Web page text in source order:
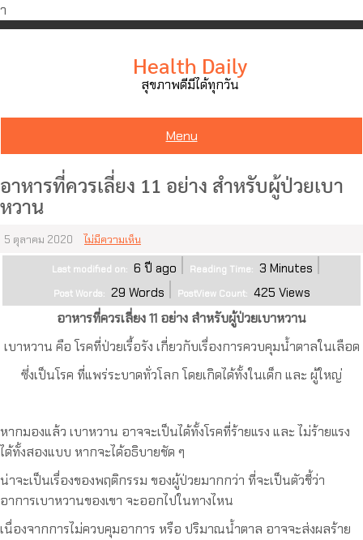
ำ
Skip
Health Daily
สุขภาพดีมีได้ทุกวัน
Menu
อาหารที่ควรเลี่ยง 11 อย่าง สำหรับผู้ป่วยเบา
หวาน
5 ตุลาคม 2020 ไม่มีความเห็น
Last modified on: 6 ปี ago Reading Time: 3 Minutes
Post Words: 29 Words PostView Count: 425 Views
อาหารที่ควรเลี่ยง 11 อย่าง สำหรับผู้ป่วยเบาหวาน
เบาหวาน คือ โรคที่ป่วยเรื้อรัง เกี่ยวกับเรื่องการควบคุมน้ำตาลในเลือด
ซึ่งเป็นโรค ที่แพร่ระบาดทั่วโลก โดยเกิดได้ทั้งในเด็ก และ ผู้ใหญ่
หากมองแล้ว เบาหวาน อาจจะเป็นได้ทั้งโรคที่ร้ายแรง และ ไม่ร้ายแรง
ได้ทั้งสองแบบ หากจะได้อธิบายชัด ๆ
น่าจะเป็นเรื่องของพฤติกรรม ของผู้ป่วยมากกว่า ที่จะเป็นตัวชี้ว่า
อาการเบาหวานของเขา จะออกไปในทางไหน
เนื่องจากการไม่ควบคุมอาการ หรือ ปริมาณน้ำตาล อาจจะส่งผลร้าย